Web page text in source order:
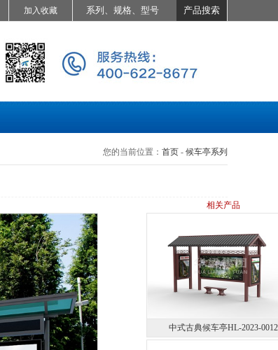
加入收藏
您的当前位置： 首页 - 候车亭系列
相关产品
中式古典候车亭HL-2023-0012